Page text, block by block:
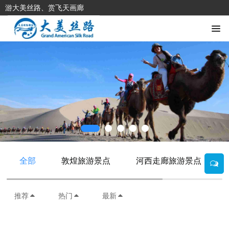
游大美丝路、赏飞天画廊
全部 敦煌旅游景点 河西走廊旅游景点
推荐 热门 最新